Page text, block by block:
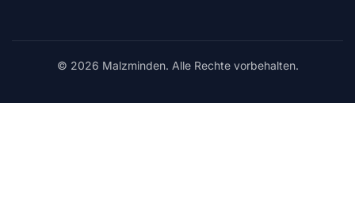
© 2026 Malzminden. Alle Rechte vorbehalten.